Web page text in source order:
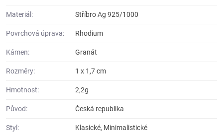
Materiál: Stříbro Ag 925/1000
Povrchová úprava: Rhodium
Kámen: Granát
Rozměry: 1 x 1,7 cm
Hmotnost: 2,2g
Původ: Česká republika
Styl: Klasické, Minimalistické